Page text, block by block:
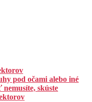
pod očami alebo iné
skúste